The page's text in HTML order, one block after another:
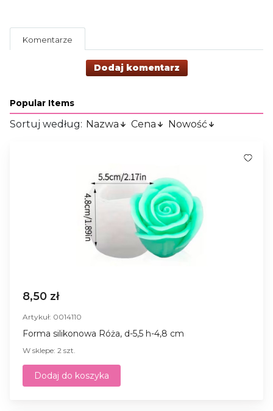
Komentarze
Dodaj komentarz
Popular Items
Sortuj według: Nazwa Cena Nowość
8,50 zł
Artykuł: 0014110
Forma silikonowa Róża, d-5,5 h-4,8 cm
W sklepe: 2 szt.
Dodaj do koszyka